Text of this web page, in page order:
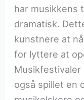
har
dramatisk.
kunstnere at
for lyttere at
Musikfestivaler
også spillet en